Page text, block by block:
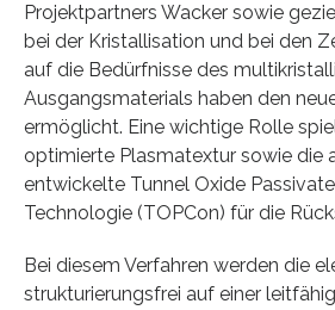
Projektpartners Wacker sowie
bei der Kristallisation und bei den
auf die Bedürfnisse des
Ausgangsmaterials haben den
ermöglicht. Eine wichtige Rolle
optimierte Plasmatextur sowie die
entwickelte Tunnel Oxide
Technologie (TOPCon) für die
Bei diesem Verfahren werden die
strukturierungsfrei auf einer